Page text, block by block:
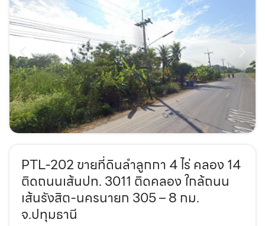
PTL-202 ขายที่ดินลำลูกกา 4 ไร่ คลอง 14
ติดถนนเส้นปท. 3011 ติดคลอง ใกล้ถนน
เส้นรังสิต-นครนายก 305 – 8 กม.
จ.ปทุมธานี